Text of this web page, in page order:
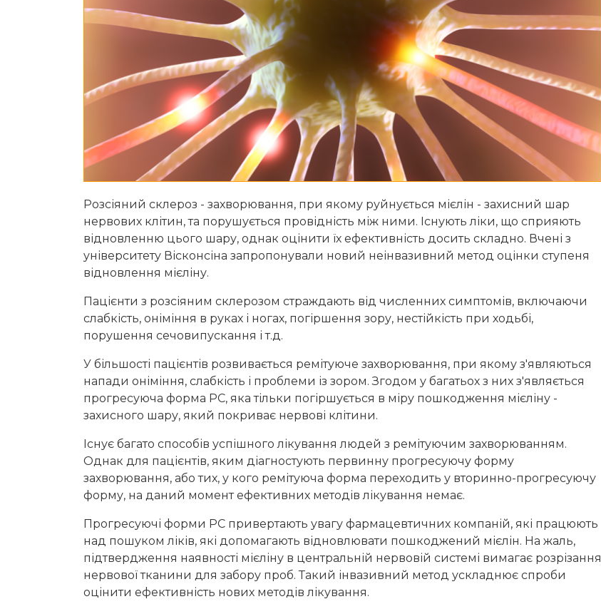
Розсіяний склероз - захворювання, при якому руйнується мієлін - захисний шар
нервових клітин, та порушується провідність між ними. Існують ліки, що сприяють
відновленню цього шару, однак оцінити їх ефективність досить складно. Вчені з
університету Вісконсіна запропонували новий неінвазивний метод оцінки ступеня
відновлення мієліну.
Пацієнти з розсіяним склерозом страждають від численних симптомів, включаючи
слабкість, оніміння в руках і ногах, погіршення зору, нестійкість при ходьбі,
порушення сечовипускання і т.д.
У більшості пацієнтів розвивається ремітуюче захворювання, при якому з'являються
напади оніміння, слабкість і проблеми із зором. Згодом у багатьох з них з'являється
прогресуюча форма РС, яка тільки погіршується в міру пошкодження мієліну -
захисного шару, який покриває нервові клітини.
Існує багато способів успішного лікування людей з ремітуючим захворюванням.
Однак для пацієнтів, яким діагностують первинну прогресуючу форму
захворювання, або тих, у кого ремітуюча форма переходить у вторинно-прогресуючу
форму, на даний момент ефективних методів лікування немає.
Прогресуючі форми РС привертають увагу фармацевтичних компаній, які працюють
над пошуком ліків, які допомагають відновлювати пошкоджений мієлін. На жаль,
підтвердження наявності мієліну в центральній нервовій системі вимагає розрізання
нервової тканини для забору проб. Такий інвазивний метод ускладнює спроби
оцінити ефективність нових методів лікування.